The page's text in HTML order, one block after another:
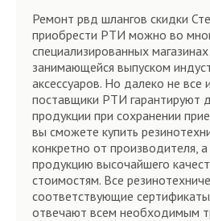
Ремонт рвд шлангов скидки
приобрести РТИ можно во
специализированных
занимающейся выпуском
аксессуаров. Но далеко не все
поставщики РТИ гарантируют
продукции при сохранении
вы сможете купить
конкретно от производителя,
продукцию высочайшего
стоимостям. Все
соответствующие
отвечают всем необходимым